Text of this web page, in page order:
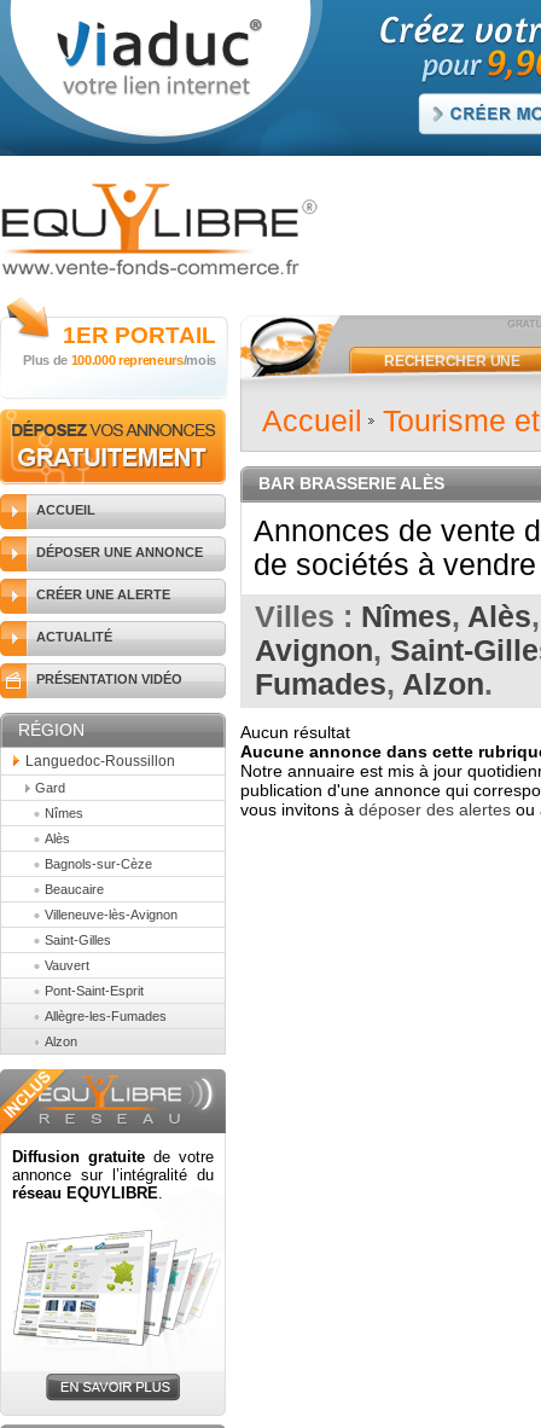
1ER PORTAIL
Plus de 100.000 repreneurs/mois
ACCUEIL
DÉPOSER UNE ANNONCE
CRÉER UNE ALERTE
ACTUALITÉ
PRÉSENTATION VIDÉO
RÉGION
Languedoc-Roussillon
Gard
Nîmes
Alès
Bagnols-sur-Cèze
Beaucaire
Villeneuve-lès-Avignon
Saint-Gilles
Vauvert
Pont-Saint-Esprit
Allègre-les-Fumades
Alzon
Diffusion gratuite de votre
annonce sur l’intégralité du
réseau EQUYLIBRE.
RECHERCHER UNE
Accueil Tourisme
BAR BRASSERIE ALÈS
Annonces de vente
de sociétés à
Villes : Nîmes, Alès
Avignon, Saint-
Fumades, Alzon.
Aucun résultat
Aucune annonce dans cette
Notre annuaire est mis à jour
publication d'une annonce qui
vous invitons à déposer des alertes ou